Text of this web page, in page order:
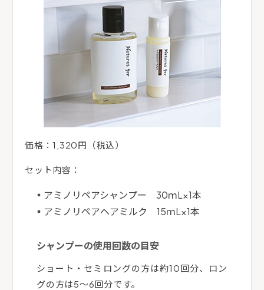
価格：1,320円（税込）
セット内容：
アミノリペアシャンプー 30ｍL×1本
アミノリペアヘアミルク 15ｍL×1本
シャンプーの使用回数の目安
ショート・セミロングの方は約10回分、ロン
グの方は5～6回分です。